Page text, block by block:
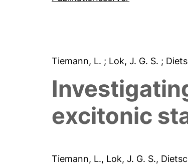
Tiemann, L. ; Lok, J. G. S. ;
excitonic
Tiemann, L., Lok, J. G. S.,